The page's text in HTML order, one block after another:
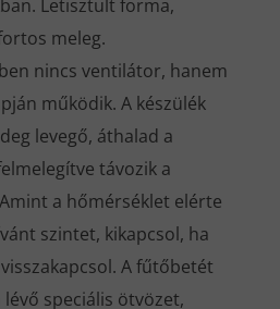
Letisztult forma,
meleg.
nincs ventilátor, hanem
működik. A készülék
levegő, áthalad a
távozik a
a hőmérséklet elérte
szintet, kikapcsol, ha
A fűtőbetét
speciális ötvözet,